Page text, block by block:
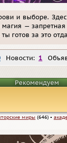
и выборе.
— запретная
готов за это
Новости: 1
Рекомендуем
миры (646) ▪